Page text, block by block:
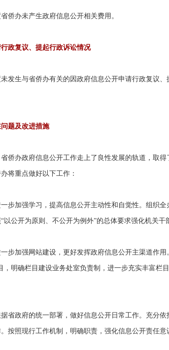
办未产生政府信息公开相关费用。
政复议、提起行政诉讼情况
生与省侨办有关的因政府信息公开申请行政复议、
题及改进措施
办政府信息公开工作走上了良性发展的轨道，取得
将重点做好以下工作：
加强学习，提高信息公开主动性和自觉性。组织全
以公开为原则、不公开为例外”的总体要求强化机关
加强网站建设，更好发挥政府信息公开主渠道作用
，明确栏目建设业务处室负责制，进一步充实丰富栏
政府的统一部署，做好信息公开日常工作。充分依
按照现行工作机制，明确职责，强化信息公开责任